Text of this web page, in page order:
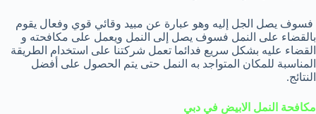
فسوف يصل الجل إليه وهو عبارة عن مبيد وقائي قوي وفعال يقوم
بالقضاء على النمل فسوف يصل إلى النمل ويعمل على مكافحته و
القضاء عليه بشكل سريع فدائما تعمل شركتنا على استخدام الطريقة
المناسبة للمكان المتواجد به النمل حتى يتم الحصول على أفضل
النتائج.
مكافحة النمل الابيض في دبي